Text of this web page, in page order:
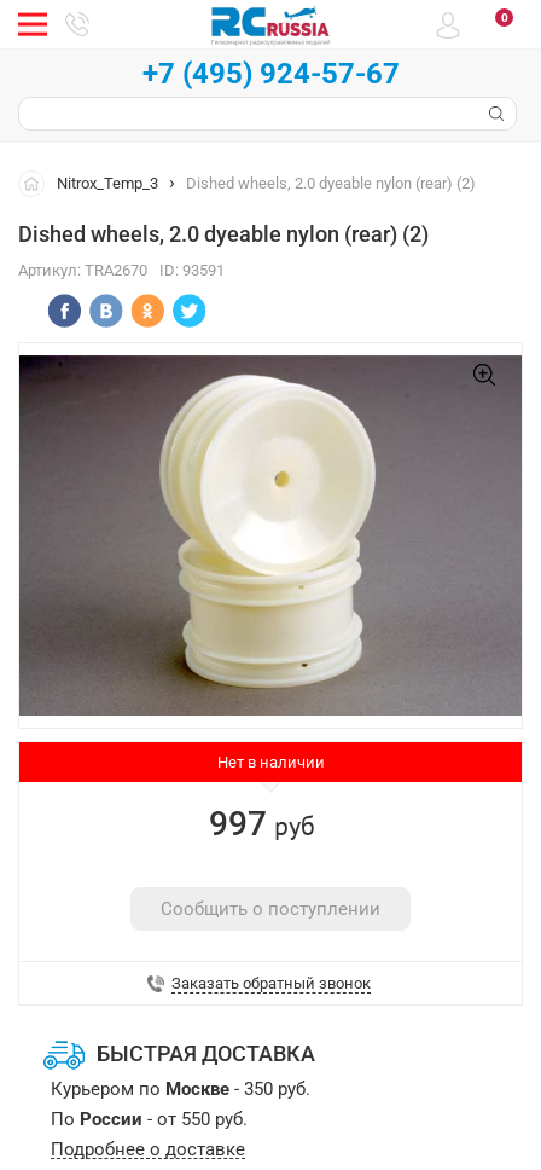
0
+7 (495) 924-57-67
Nitrox_Temp_3 Dished wheels, 2.0 dyeable nylon (rear) (2)
Dished wheels, 2.0 dyeable nylon (rear) (2)
Артикул: TRA2670 ID: 93591
Нет в наличии
997 руб
Сообщить о поступлении
Заказать обратный звонок
БЫСТРАЯ ДОСТАВКА
Курьером по Москве- 350 руб.
По России - от 550 руб.
Подробнее о доставке